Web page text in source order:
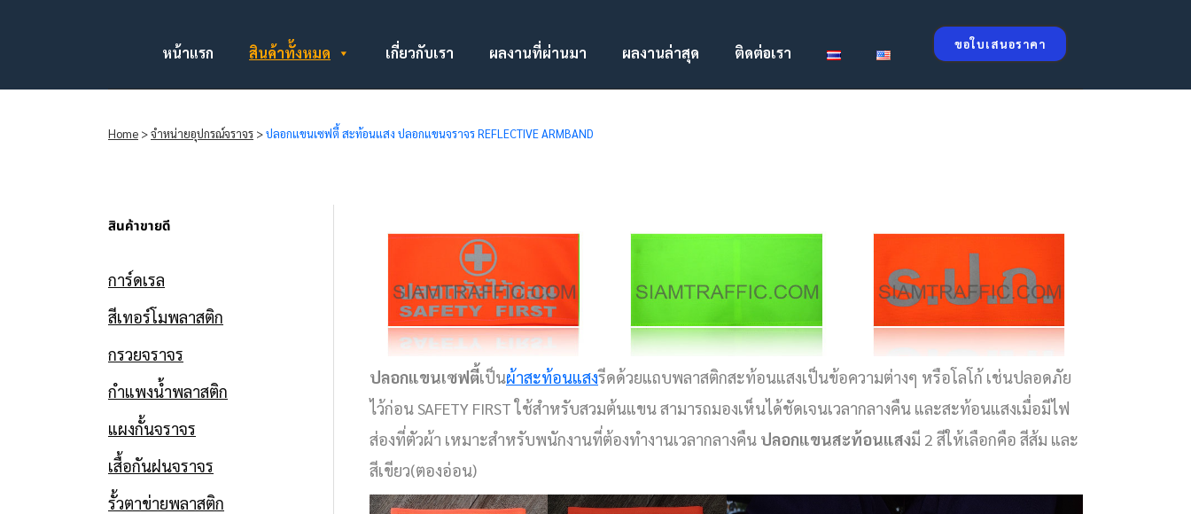
ขอใบเสนอราคา
หน้าแรก สินค้าทั้งหมด เกี่ยวกับเรา ผลงานที่ผ่านมา ผลงานล่าสุด ติดต่อเรา
Home >จำหน่ายอุปกรณ์จราจร >ปลอกแขนเซฟตี้ สะท้อนแสง ปลอกแขนจราจร REFLECTIVE ARMBAND
สินค้าขายดี
การ์ดเรล
สีเทอร์โมพลาสติก
กรวยจราจร
กำแพงน้ำพลาสติก
แผงกั้นจราจร
เสื้อกันฝนจราจร
รั้วตาข่ายพลาสติก
ปลอกแขนเซฟตี้เป็นผ้าสะท้อนแสงรีดด้วยแถบพลาสติกสะท้อนแสงเป็นข้อความต่างๆ หรือโลโก้ เช่นปลอดภัย
ไว้ก่อน SAFETY FIRST ใช้สำหรับสวมต้นแขน สามารถมองเห็นได้ชัดเจนเวลากลางคืน และสะท้อนแสงเมื่อมีไฟ
ส่องที่ตัวผ้า เหมาะสำหรับพนักงานที่ต้องทำงานเวลากลางคืน ปลอกแขนสะท้อนแสงมี 2 สีให้เลือกคือ สีส้ม และ
สีเขียว(ตองอ่อน)